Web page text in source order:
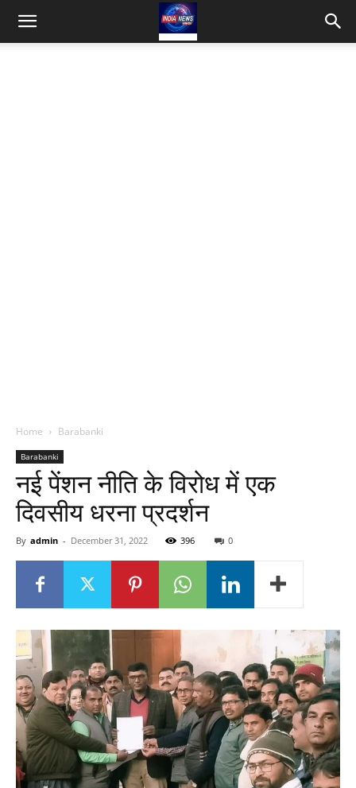
Home Barabanki
Barabanki
नई पेंशन नीति के विरोध में एक
दिवसीय धरना प्रदर्शन
By admin - December 31, 2022 396 0